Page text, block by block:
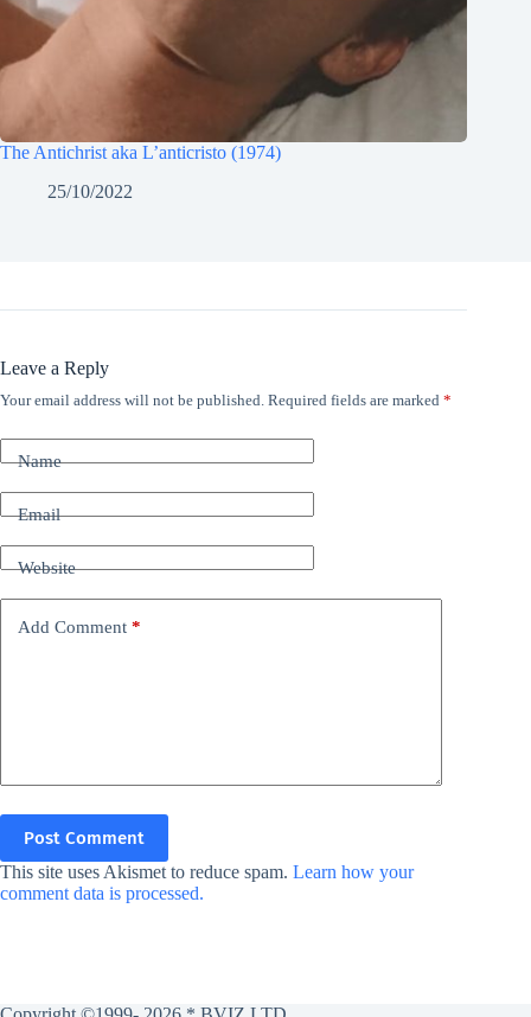
The Antichrist aka L’anticristo (1974)
25/10/2022
Leave a Reply
Your email address will not be published. Required fields are marked *
Name
Email
Website
Add Comment *
Post Comment
This site uses Akismet to reduce spam. Learn how your
comment data is processed.